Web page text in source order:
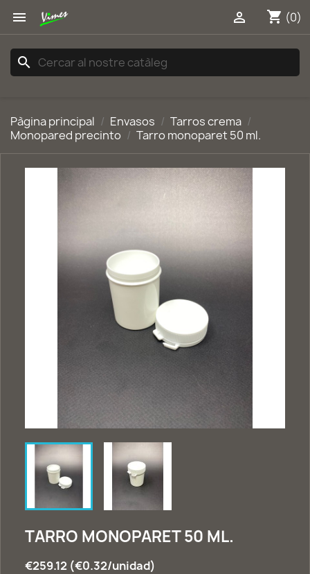
 shopping_cart (0)

search
Pàgina principal Envasos
Tarros crema
Monopared precinto
Tarro monoparet 50 ml.
TARRO MONOPARET 50 ML.
€259.12 (€0.32/unidad)